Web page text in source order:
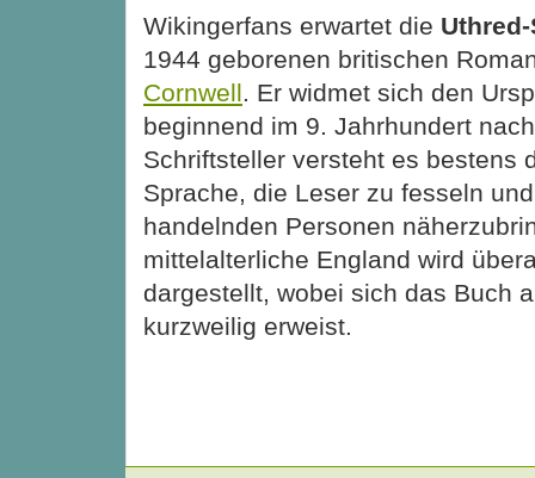
Wikingerfans erwartet die
1944 geborenen britischen
Cornwell . Er widmet sich den
beginnend im 9. Jahrhundert
Schriftsteller versteht es bestens
Sprache, die Leser zu fesseln
handelnden Personen
mittelalterliche England wird
dargestellt, wobei sich das Buch
kurzweilig erweist.